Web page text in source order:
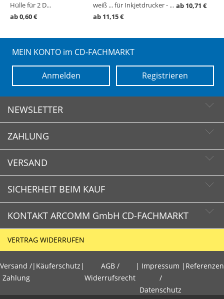
Hülle für 2 D...
ab 0,60 €
weiß ... für Inkjetdrucker - ...
ab 11,15 €
ab 10,71 €
MEIN KONTO im CD-FACHMARKT
Registrieren
Anmelden
NEWSLETTER
Newsletter abonnieren
Newsletter abbestellen
ZAHLUNG
VERSAND
SICHERHEIT BEIM KAUF
CD-FACHMARKT.de
Schnelle Lieferzeiten
Käuferschutz
Sichere Zahlung mit SSL-Verschlüsselung
KONTAKT ARCOMM GmbH CD-FACHMARKT
+49 (0)30 351 26 92 80
VERTRAG WIDERRUFEN
Versand /
Zahlung
| Käuferschutz |
AGB /
Widerrufsrecht
| Impressum
/
Datenschutz
| Referenzen